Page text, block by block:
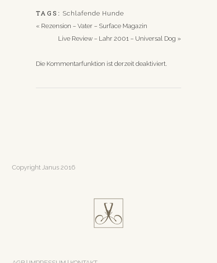
TAGS: Schlafende Hunde
« Rezension – Vater – Surface Magazin
Live Review – Lahr 2001 – Universal Dog »
Die Kommentarfunktion ist derzeit deaktiviert.
Copyright Janus 2016